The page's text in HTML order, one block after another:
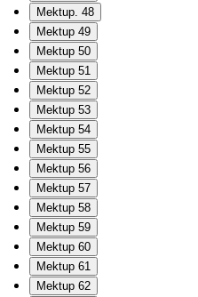
Mektup. 48
Mektup 49
Mektup 50
Mektup 51
Mektup 52
Mektup 53
Mektup 54
Mektup 55
Mektup 56
Mektup 57
Mektup 58
Mektup 59
Mektup 60
Mektup 61
Mektup 62